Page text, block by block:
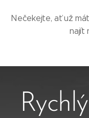
Nečekejte, ať už
najít